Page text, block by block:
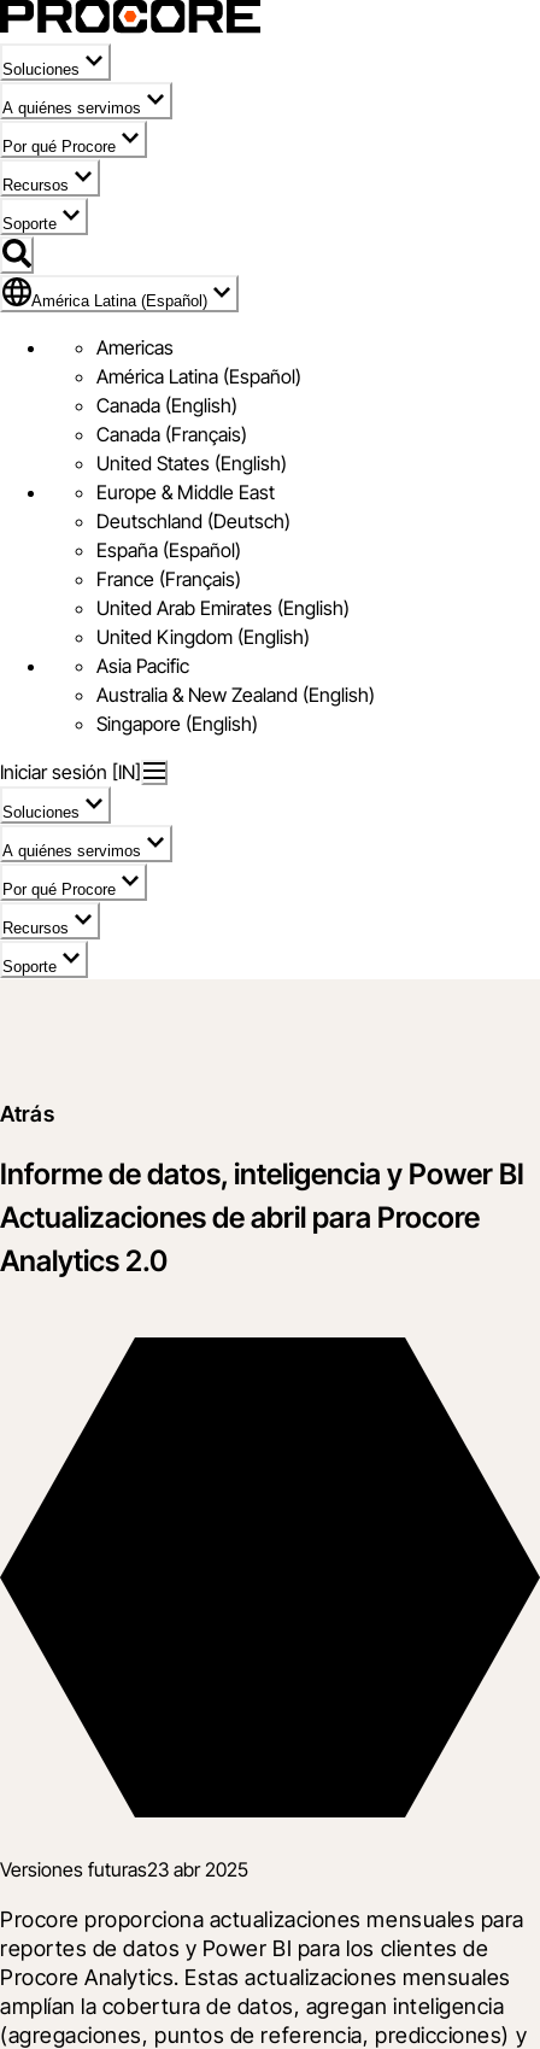
Soluciones
A quiénes servimos
Por qué Procore
Recursos
Soporte
Bandera de América Latina (Español)
América Latina (Español)
Americas
América Latina (Español)
Canada (English)
Canada (Français)
United States (English)
Europe & Middle East
Deutschland (Deutsch)
España (Español)
France (Français)
United Arab Emirates (English)
United Kingdom (English)
Asia Pacific
Australia & New Zealand (English)
Singapore (English)
Iniciar sesión [IN]
Soluciones
A quiénes servimos
Por qué Procore
Recursos
Soporte
Atrás
Informe de datos, inteligencia y Power BI
Actualizaciones de abril para Procore
Analytics 2.0
Versiones futuras23 abr 2025
Procore proporciona actualizaciones mensuales para
reportes de datos y Power BI para los clientes de
Procore Analytics. Estas actualizaciones mensuales
amplían la cobertura de datos, agregan inteligencia
(agregaciones, puntos de referencia, predicciones) y